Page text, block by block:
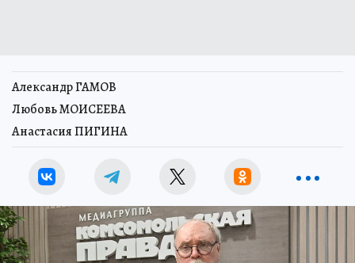
Александр ГАМОВ
Любовь МОИСЕЕВА
Анастасия ПИГИНА